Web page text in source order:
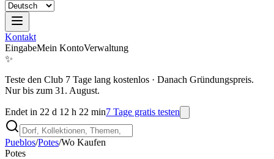
Kontakt
EingabeMein KontoVerwaltung
✨
Teste den Club 7 Tage lang kostenlos · Danach Gründungspreis.
Nur bis zum 31. August.
Endet in 22 d 12 h 22 min7 Tage gratis testen
Pueblos/Potes/Wo Kaufen
Potes